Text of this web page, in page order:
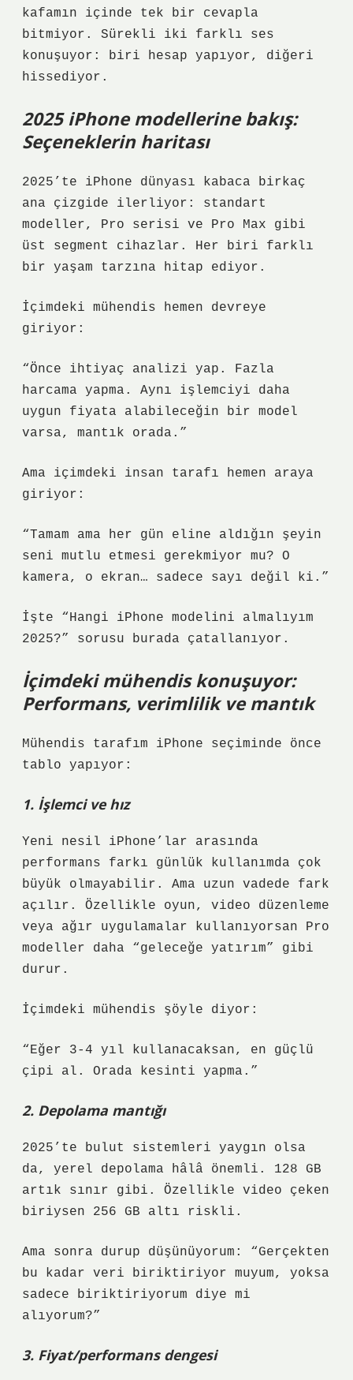
kafamın içinde tek bir cevapla
bitmiyor. Sürekli iki farklı ses
konuşuyor: biri hesap yapıyor, diğeri
hissediyor.
2025 iPhone modellerine bakış:
Seçeneklerin haritası
2025’te iPhone dünyası kabaca birkaç
ana çizgide ilerliyor: standart
modeller, Pro serisi ve Pro Max gibi
üst segment cihazlar. Her biri farklı
bir yaşam tarzına hitap ediyor.
İçimdeki mühendis hemen devreye
giriyor:
“Önce ihtiyaç analizi yap. Fazla
harcama yapma. Aynı işlemciyi daha
uygun fiyata alabileceğin bir model
varsa, mantık orada.”
Ama içimdeki insan tarafı hemen araya
giriyor:
“Tamam ama her gün eline aldığın şeyin
seni mutlu etmesi gerekmiyor mu? O
kamera, o ekran… sadece sayı değil ki.”
İşte “Hangi iPhone modelini almalıyım
2025?” sorusu burada çatallanıyor.
İçimdeki mühendis konuşuyor:
Performans, verimlilik ve mantık
Mühendis tarafım iPhone seçiminde önce
tablo yapıyor:
1. İşlemci ve hız
Yeni nesil iPhone’lar arasında
performans farkı günlük kullanımda çok
büyük olmayabilir. Ama uzun vadede fark
açılır. Özellikle oyun, video düzenleme
veya ağır uygulamalar kullanıyorsan Pro
modeller daha “geleceğe yatırım” gibi
durur.
İçimdeki mühendis şöyle diyor:
“Eğer 3-4 yıl kullanacaksan, en güçlü
çipi al. Orada kesinti yapma.”
2. Depolama mantığı
2025’te bulut sistemleri yaygın olsa
da, yerel depolama hâlâ önemli. 128 GB
artık sınır gibi. Özellikle video çeken
biriysen 256 GB altı riskli.
Ama sonra durup düşünüyorum: “Gerçekten
bu kadar veri biriktiriyor muyum, yoksa
sadece biriktiriyorum diye mi
alıyorum?”
3. Fiyat/performans dengesi